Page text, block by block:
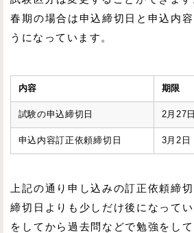
春期の場合は申込締切日と申込内
うになっています。
内容 期限
試験の申込締切日 2月27
申込内容訂正依頼締切日 3月2日
上記の通り申し込みの訂正依頼締
締切日よりも少しだけ後になって
をしてから過去問などで勉強をし